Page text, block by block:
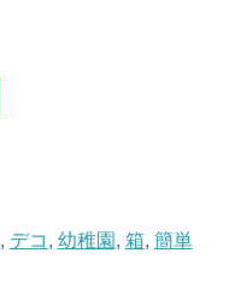
, デコ , 幼稚園 , 箱, 簡単